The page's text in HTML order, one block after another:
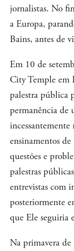
jornalistas. No
a Europa,
Bains, antes de
Em 10 de
City Temple em
palestra pública
permanência de
ensinamentos de
questões e
palestras
entrevistas com
posteriormente
que Ele seguiria
Na primavera